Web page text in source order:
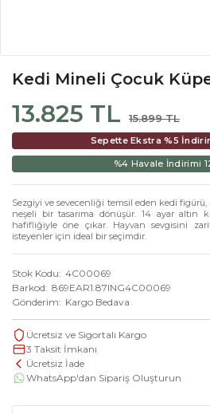
Kedi Mineli Çocuk
13.825 TL 15.899 TL
Sepette Ekstra %5
%4 Havale İndirimi
Sezgiyi ve sevecenliği temsil eden kedi figürü,
neşeli bir tasarıma dönüşür. 14 ayar altın
hafifliğiyle öne çıkar. Hayvan sevgisini
isteyenler için ideal bir seçimdir.
Stok Kodu 4C00069
Barkod 869EAR1.87ING4C00069
Gönderim
Kargo Bedava
Ücretsiz ve Sigortalı Kargo
3 Taksit İmkanı
Ücretsiz İade
WhatsApp'dan Sipariş Oluşturun